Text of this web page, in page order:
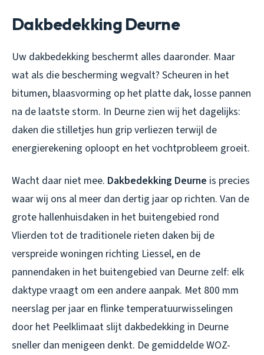
Dakbedekking Deurne
Uw dakbedekking beschermt alles daaronder. Maar
wat als die bescherming wegvalt? Scheuren in het
bitumen, blaasvorming op het platte dak, losse pannen
na de laatste storm. In Deurne zien wij het dagelijks:
daken die stilletjes hun grip verliezen terwijl de
energierekening oploopt en het vochtprobleem groeit.
Wacht daar niet mee. Dakbedekking Deurne is precies
waar wij ons al meer dan dertig jaar op richten. Van de
grote hallenhuisdaken in het buitengebied rond
Vlierden tot de traditionele rieten daken bij de
verspreide woningen richting Liessel, en de
pannendaken in het buitengebied van Deurne zelf: elk
daktype vraagt om een andere aanpak. Met 800 mm
neerslag per jaar en flinke temperatuurwisselingen
door het Peelklimaat slijt dakbedekking in Deurne
sneller dan menigeen denkt. De gemiddelde WOZ-